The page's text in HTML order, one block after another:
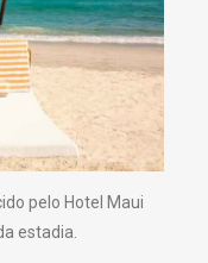
pelo Hotel Maui
estadia.